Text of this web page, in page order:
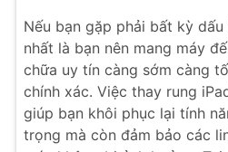
Nếu bạn gặp phải bất kỳ
nhất là bạn nên mang máy
chữa uy tín càng sớm càng
chính xác. Việc thay rung
giúp bạn khôi phục lại tính
trọng mà còn đảm bảo các